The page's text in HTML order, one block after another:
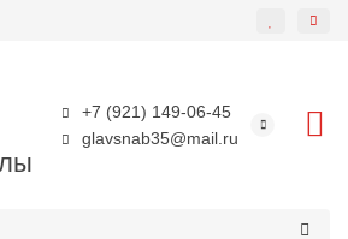
+7 (921) 149-06-45
glavsnab35@mail.ru